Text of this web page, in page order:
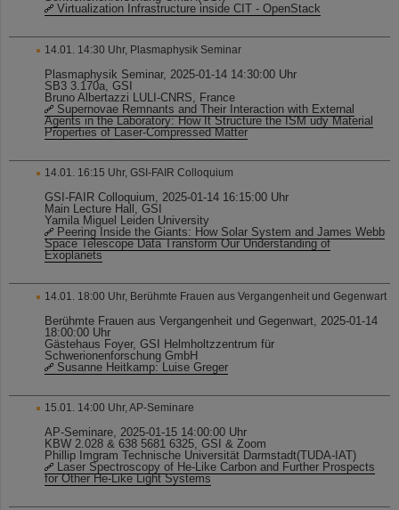
Virtualization Infrastructure inside CIT - OpenStack
14.01. 14:30 Uhr, Plasmaphysik Seminar
Plasmaphysik Seminar, 2025-01-14 14:30:00 Uhr
SB3 3.170a, GSI
Bruno Albertazzi LULI-CNRS, France
Supernovae Remnants and Their Interaction with External
Agents in the Laboratory: How It Structure the ISM udy Material
Properties of Laser-Compressed Matter
14.01. 16:15 Uhr, GSI-FAIR Colloquium
GSI-FAIR Colloquium, 2025-01-14 16:15:00 Uhr
Main Lecture Hall, GSI
Yamila Miguel Leiden University
Peering Inside the Giants: How Solar System and James Webb
Space Telescope Data Transform Our Understanding of
Exoplanets
14.01. 18:00 Uhr, Berühmte Frauen aus Vergangenheit und Gegenwart
Berühmte Frauen aus Vergangenheit und Gegenwart, 2025-01-14
18:00:00 Uhr
Gästehaus Foyer, GSI Helmholtzzentrum für
Schwerionenforschung GmbH
Susanne Heitkamp: Luise Greger
15.01. 14:00 Uhr, AP-Seminare
AP-Seminare, 2025-01-15 14:00:00 Uhr
KBW 2.028 & 638 5681 6325, GSI & Zoom
Phillip Imgram Technische Universität Darmstadt(TUDA-IAT)
Laser Spectroscopy of He-Like Carbon and Further Prospects
for Other He-Like Light Systems